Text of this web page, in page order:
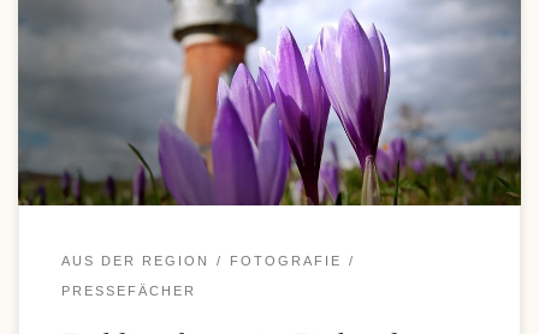
praktische Übersicht zu schnellen Transaktionen und attraktiven
Bonusangeboten. Skrill überzeugt viele Nutzer durch einfache
Einzahlungen und komfortable Auszahlungen, weshalb diese
Zahlungsoption bei vielen Casino-Fans immer beliebter wird. Wer
sich über moderne Zahlungsmöglichkeiten und aktuelle […]
AUS DER REGION FOTOGRAFIE
PRESSEFÄCHER